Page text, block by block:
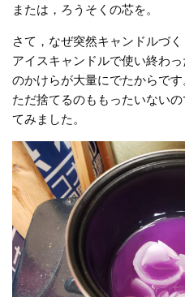
または，ろうそくの芯を。
さて，なぜ突然キャンドルづ
アイスキャンドルで使い終わ
のかけらが大量にでたからです
ただ捨てるのももったいない
てみました。